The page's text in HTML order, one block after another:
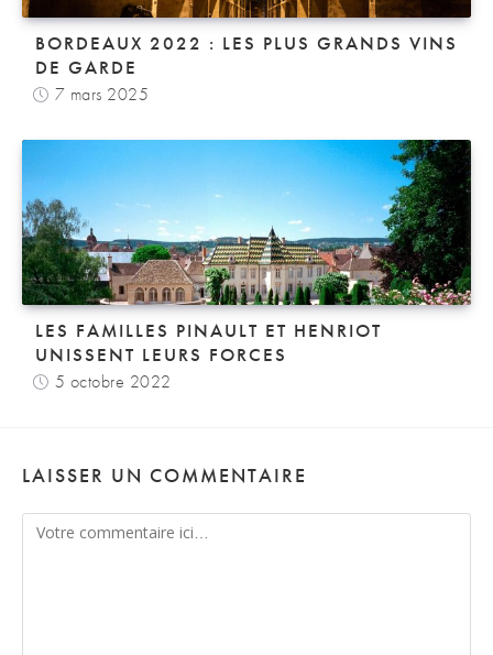
BORDEAUX 2022 : LES PLUS GRANDS VINS
DE GARDE
7 mars 2025
LES FAMILLES PINAULT ET HENRIOT
UNISSENT LEURS FORCES
5 octobre 2022
LAISSER UN COMMENTAIRE
Comment